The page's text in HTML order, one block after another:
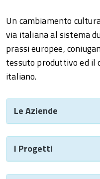
Un cambiamento
via italiana al sistema
prassi europee,
tessuto produttivo ed il
italiano.
Le Aziende
I Progetti